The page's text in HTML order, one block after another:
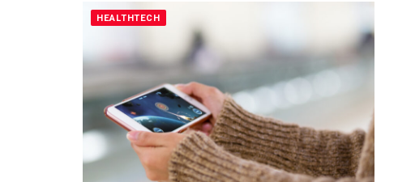
HEALTHTECH